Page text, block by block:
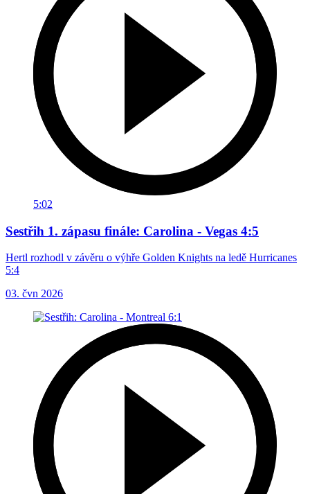
5:02
Sestřih 1. zápasu finále: Carolina - Vegas 4:5
Hertl rozhodl v závěru o výhře Golden Knights na ledě Hurricanes
5:4
03. čvn 2026